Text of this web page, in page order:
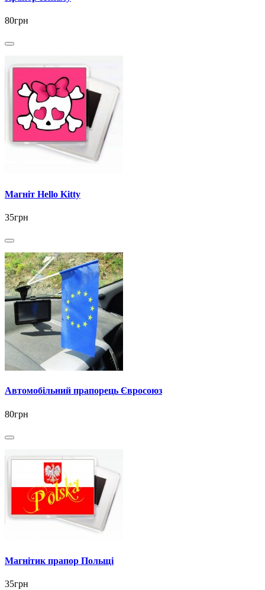
80грн
Магніт Hello Kitty
35грн
Автомобільний прапорець Євросоюз
80грн
Магнітик прапор Польщі
35грн